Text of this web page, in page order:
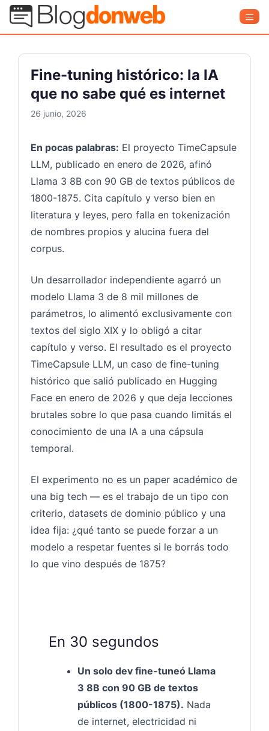
Saltar
contenido
Blog Donweb
Fine-tuning histórico: la IA
que no sabe qué es internet
26 junio, 2026
En pocas palabras: El proyecto TimeCapsule
LLM, publicado en enero de 2026, afinó
Llama 3 8B con 90 GB de textos públicos de
1800-1875. Cita capítulo y verso bien en
literatura y leyes, pero falla en tokenización
de nombres propios y alucina fuera del
corpus.
Un desarrollador independiente agarró un
modelo Llama 3 de 8 mil millones de
parámetros, lo alimentó exclusivamente con
textos del siglo XIX y lo obligó a citar
capítulo y verso. El resultado es el proyecto
TimeCapsule LLM, un caso de fine-tuning
histórico que salió publicado en Hugging
Face en enero de 2026 y que deja lecciones
brutales sobre lo que pasa cuando limitás el
conocimiento de una IA a una cápsula
temporal.
El experimento no es un paper académico de
una big tech — es el trabajo de un tipo con
criterio, datasets de dominio público y una
idea fija: ¿qué tanto se puede forzar a un
modelo a respetar fuentes si le borrás todo
lo que vino después de 1875?
En 30 segundos
Un solo dev fine-tuneó Llama
3 8B con 90 GB de textos
públicos (1800-1875). Nada
de internet, electricidad ni